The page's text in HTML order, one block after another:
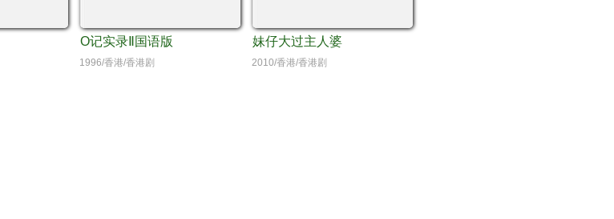
O记实录Ⅱ国语版
1996/香港/香港剧
妹仔大过主人婆
2010/香港/香港剧